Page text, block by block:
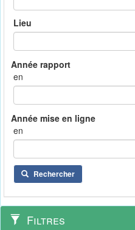
Lieu
en
en
Rechercher
Filtres